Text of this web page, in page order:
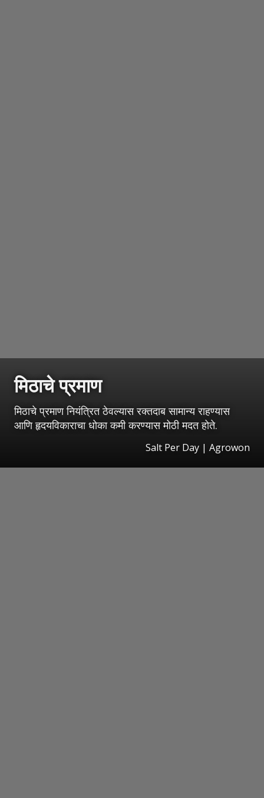
मिठाचे प्रमाण
मिठाचे प्रमाण नियंत्रित ठेवल्यास रक्तदाब सामान्य राहण्यास
आणि हृदयविकाराचा धोका कमी करण्यास मोठी मदत होते.
Salt Per Day | Agrowon